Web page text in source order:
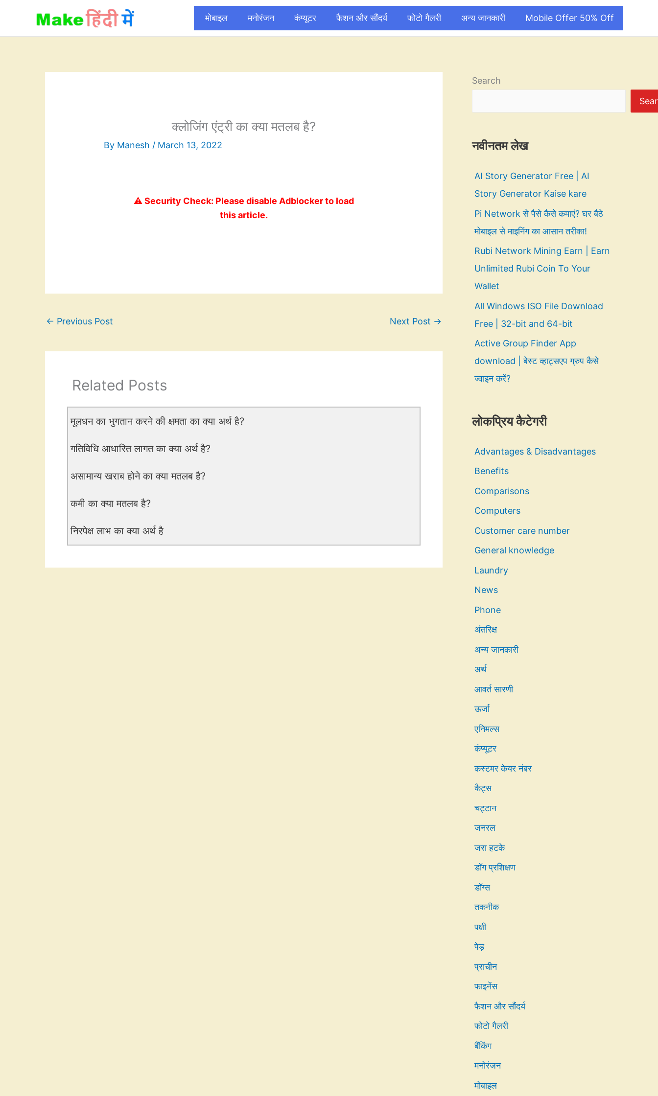
content
मोबाइल मनोरंजन कंप्यूटर फैशन और सौंदर्य फोटो गैलरी अन्य जानकारी Mobile Offer 50% Off
क्लोजिंग एंट्री का क्या मतलब है?
By Manesh / March 13, 2022
⚠️ Security Check: Please disable Adblocker to load
this article.
← Previous Post Next Post →
Related Posts
मूलधन का भुगतान करने की क्षमता का क्या अर्थ है?
गतिविधि आधारित लागत का क्या अर्थ है?
असामान्य खराब होने का क्या मतलब है?
कमी का क्या मतलब है?
निरपेक्ष लाभ का क्या अर्थ है
Search
नवीनतम लेख
AI Story Generator Free | AI
Story Generator Kaise kare
Pi Network से पैसे कैसे कमाएं? घर बैठे
मोबाइल से माइनिंग का आसान तरीका!
Rubi Network Mining Earn | Earn
Unlimited Rubi Coin To Your
Wallet
All Windows ISO File Download
Free | 32-bit and 64-bit
Active Group Finder App
download | बेस्ट व्हाट्सएप ग्रुप कैसे
ज्वाइन करें?
लोकप्रिय कैटेगरी
Advantages & Disadvantages
Benefits
Comparisons
Computers
Customer care number
General knowledge
Laundry
News
Phone
अंतरिक्ष
अन्य जानकारी
अर्थ
आवर्त सारणी
ऊर्जा
एनिमल्स
कंप्यूटर
कस्टमर केयर नंबर
कैट्स
चट्टान
जनरल
जरा हटके
डॉग प्रशिक्षण
डॉग्स
तकनीक
पक्षी
पेड़
प्राचीन
फाइनेंस
फैशन और सौंदर्य
फोटो गैलरी
बैंकिंग
मनोरंजन
मोबाइल